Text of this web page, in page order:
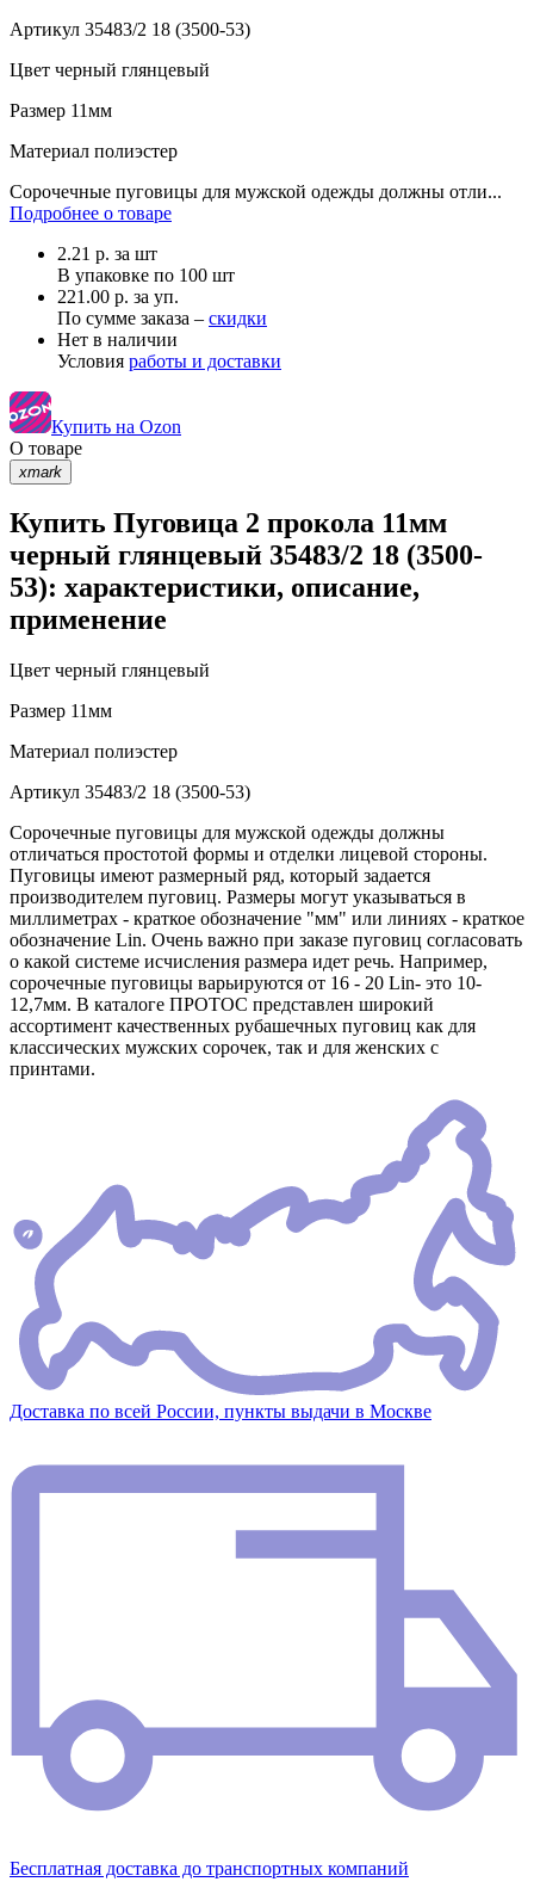
Артикул 35483/2 18 (3500-53)
Цвет черный глянцевый
Размер 11мм
Материал полиэстер
Сорочечные пуговицы для мужской одежды должны отли...
Подробнее о товаре
2.21 р. за шт
В упаковке по 100 шт
221.00 р. за уп.
По сумме заказа – скидки
Нет в наличии
Условия работы и доставки
Купить на Ozon
О товаре
xmark
Купить Пуговица 2 прокола 11мм
черный глянцевый 35483/2 18 (3500-
53): характеристики, описание,
применение
Цвет черный глянцевый
Размер 11мм
Материал полиэстер
Артикул 35483/2 18 (3500-53)
Сорочечные пуговицы для мужской одежды должны
отличаться простотой формы и отделки лицевой стороны.
Пуговицы имеют размерный ряд, который задается
производителем пуговиц. Размеры могут указываться в
миллиметрах - краткое обозначение "мм" или линиях - краткое
обозначение Lin. Очень важно при заказе пуговиц согласовать
о какой системе исчисления размера идет речь. Например,
сорочечные пуговицы варьируются от 16 - 20 Lin- это 10-
12,7мм. В каталоге ПРОТОС представлен широкий
ассортимент качественных рубашечных пуговиц как для
классических мужских сорочек, так и для женских с
принтами.
Доставка по всей России, пункты выдачи в Москве
Бесплатная доставка до транспортных компаний